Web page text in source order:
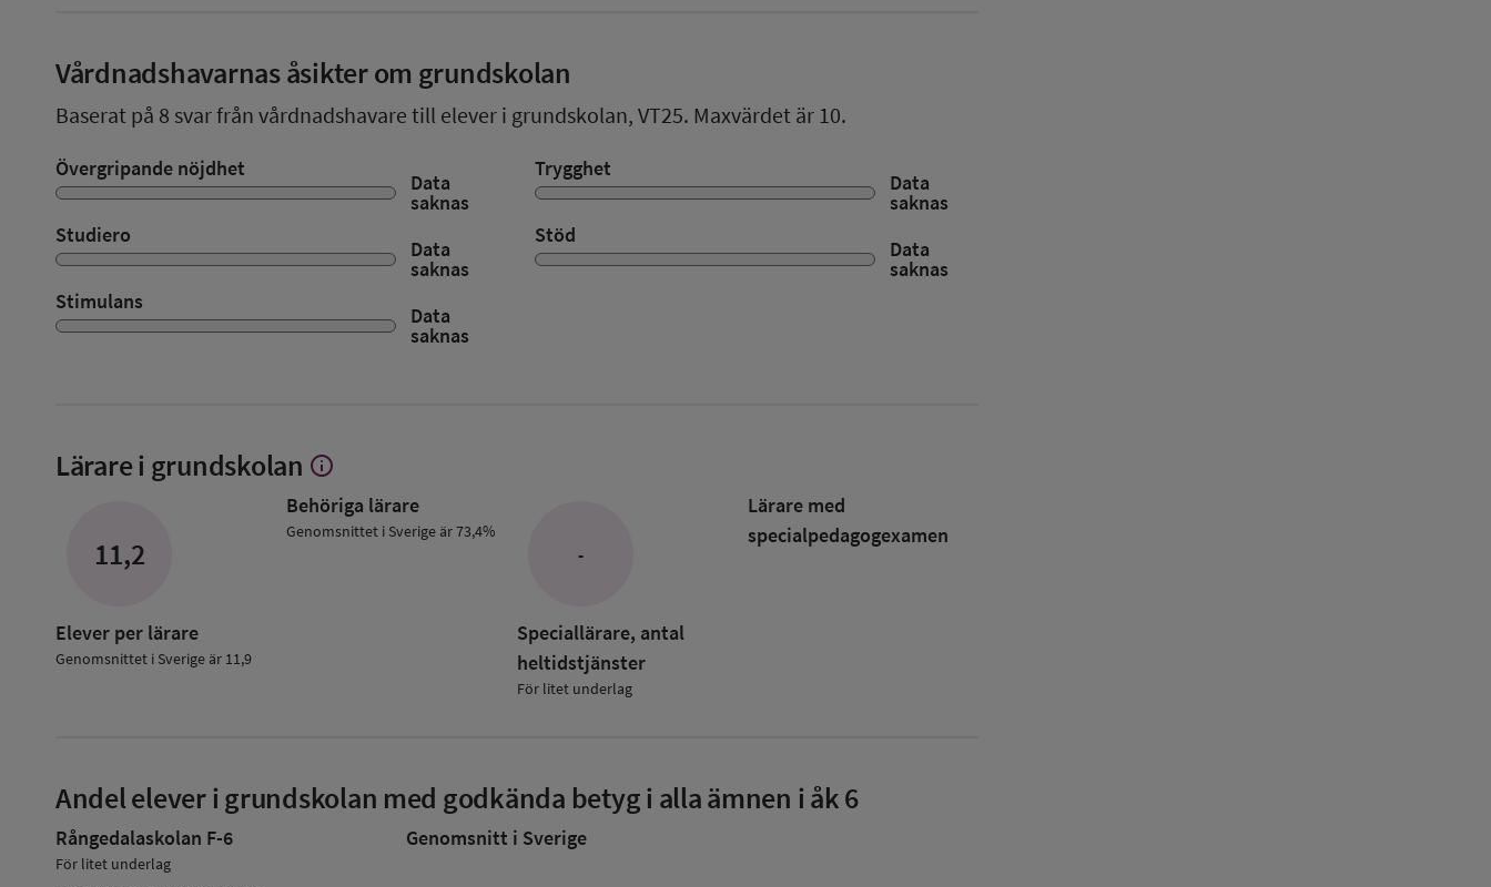
Vårdnadshavarnas åsikter om grundskolan
Baserat på 8 svar från vårdnadshavare till elever i grundskolan, VT25. Maxvärdet är 10.
Övergripande nöjdhet
Data
saknas
Trygghet
Data
saknas
Studiero
Data
saknas
Stöd
Data
saknas
Stimulans
Data
saknas
Lärare i grundskolan Visa
om
Lärare
info
11,2
Elever per lärare
Genomsnittet i Sverige är 11,9
Behöriga lärare
Genomsnittet i Sverige är 73,4%
-
Speciallärare, antal
heltidstjänster
För litet underlag
Lärare med
specialpedagog­examen
Andel elever i grundskolan med godkända betyg i alla ämnen i åk 6
Rångedalaskolan F-6
För litet underlag
Genomsnitt i Sverige